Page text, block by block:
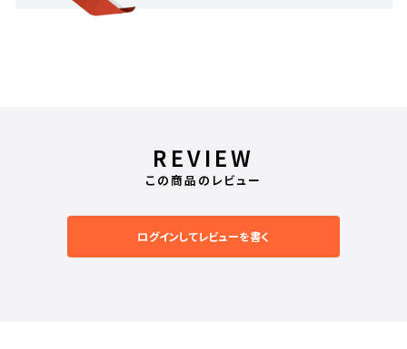
REVIEW
この商品のレビュー
ログインしてレビューを書く